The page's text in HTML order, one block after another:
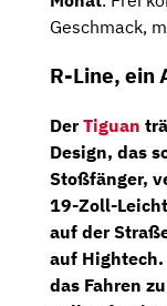
Geschmack,
R-Line, ein
DerTiguan
Design, das
Stoßfänger,
19-Zoll-
auf der
auf Hightech.
das Fahren